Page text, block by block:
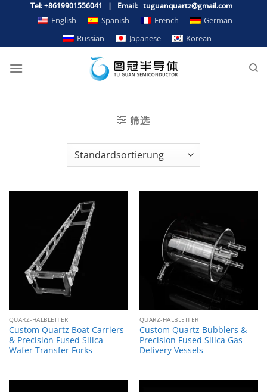
Tel: +8619901556041 | Email: tuguanquartz@gmail.com
English Spanish French
German
Russian
Japanese Korean
筛选
QUARZ-HALBLEITER
Custom Quartz Boat Carriers
& Precision Fused Silica
Wafer Transfer Forks
QUARZ-HALBLEITER
Custom Quartz Bubblers &
Precision Fused Silica Gas
Delivery Vessels